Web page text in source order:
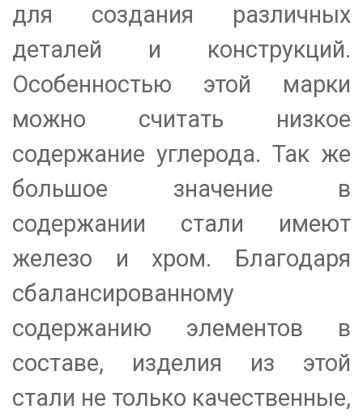
для создания различных
деталей и конструкций.
Особенностью этой марки
можно считать низкое
содержание углерода. Так же
большое значение в
содержании стали имеют
железо и хром. Благодаря
сбалансированному
содержанию элементов в
составе, изделия из этой
стали не только качественные,